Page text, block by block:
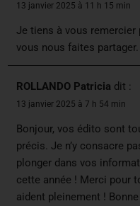
13 janvier 2025 à 11 h 15 min
Je tiens à vous
vous nous faites partager.
ROLLANDO Patricia dit :
13 janvier 2025 à 7 h 54 min
Bonjour, vos édito sont
précis. Je n’y consacre
plonger dans vos
cette année ! Merci pour
aident pleinement !